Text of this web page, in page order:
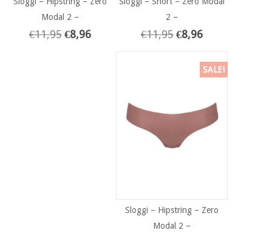
Modal 2 –
€11,95 €8,96
2 –
€11,95 €8,96
SALE!
Sloggi – Hipstring – Zero
Modal 2 –